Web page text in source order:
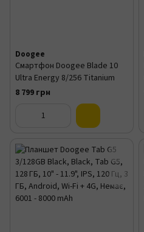
Doogee
Смартфон Doogee Blade 10
Ultra Energy 8/256 Titanium
8 799 грн